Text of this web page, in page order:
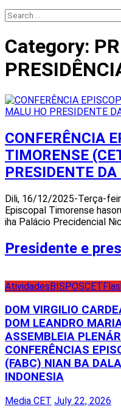
Search
for:
Category:
CONFERÊNCIA
TIMORENSE
PRESIDENTE
Dili, 16/12/2025-Terça-
Episcopal Timorense
iha Palácio Precidencial
Presidente e
AtividadesBISPOSCET
DOM VIRGILIO
DOM LEANDRO
ASSEMBLEIA
CONFERÊNCIAS
(FABC) NIAN BA
INDONESIA
Media CET July 22, 2026